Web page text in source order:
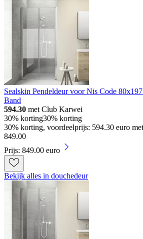
Sealskin Pendeldeur voor Nis Code
Band
594.30 met Club Karwei
30% korting30% korting
30% korting, voordeelprijs: 594.30 euro
849.00
Prijs: 849.00 euro
Bekijk alles in douchedeur